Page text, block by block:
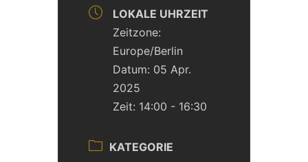
LOKALE UHRZEIT
Zeitzone:
Europe/Berlin
Datum: 05 Apr.
2025
Zeit: 14:00 - 16:30
KATEGORIE